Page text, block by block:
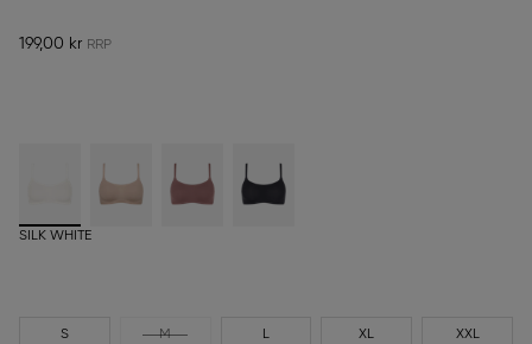
199,00 kr
SILK WHITE
S M L XL XXL